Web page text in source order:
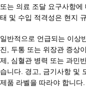
또는 의료 조달 요구사항
태 및 수입 적격성은 현지
일반적으로 언급되는 이상
진, 두통 또는 위장관 증상
제, 심혈관 병력 또는 과민
습니다. 경고, 금기사항 및
제품 라벨을 따라야 합니다.